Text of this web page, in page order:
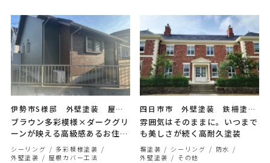
伊勢市S様邸 外壁塗装 屋根
カバー工事 シーリング工事
ブラウン多彩模様×ダークグリ
ーンが映える高級感あるお住ま
いへ
シーリング
多彩模様塗装
外壁塗装
屋根カバー工法
四日市市 外壁塗装 鉄柵塗
装 防水工事
雰囲気はそのままに。いつまで
も美しさが続く高耐久塗装
塀塗装 シーリング
防水
外壁塗装
その他